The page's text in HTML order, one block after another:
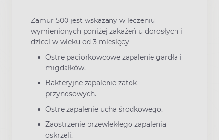
Zamur 500 jest wskazany w leczeniu
wymienionych poniżej zakażeń u dorosłych i
dzieci w wieku od 3 miesięcy
Ostre paciorkowcowe zapalenie gardła i
migdałków.
Bakteryjne zapalenie zatok
przynosowych.
Ostre zapalenie ucha środkowego.
Zaostrzenie przewlekłego zapalenia
oskrzeli.